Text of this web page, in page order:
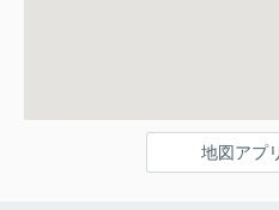
地図アプ